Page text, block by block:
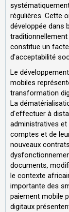
régulières. Cette
développée dans
constitue un
d'acceptabilité
Le
mobiles
transformation
La
d'effectuer à
administratives
comptes et de
nouveaux
documents,
le contexte
importante des
paiement mobile
digitaux